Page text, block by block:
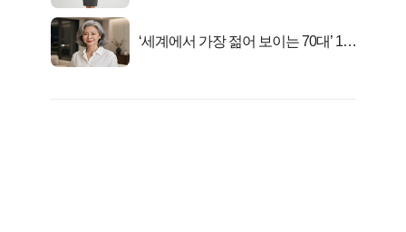
‘세계에서 가장 젊어 보이는 70대’ 1위